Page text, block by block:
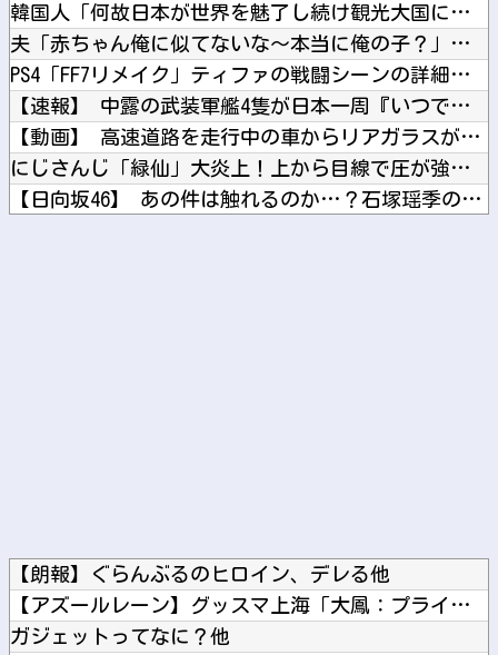
韓国人「何故日本が世界を魅了し続け観光大国になったのか？その...
夫「赤ちゃん俺に似てないな～本当に俺の子？」私「当たり前じゃ...
PS4「FF7リメイク」ティファの戦闘シーンの詳細公開！正拳...
【速報】 中露の武装軍艦4隻が日本一周『いつでも国家沈没させ...
【動画】 高速道路を走行中の車からリアガラスが飛んでくる事故...
にじさんじ「緑仙」大炎上！上から目線で圧が強い返信「もうすで...
【日向坂46】 あの件は触れるのか…？石塚瑶季のSR配信が決...
【朗報】ぐらんぶるのヒロイン、デレる他
【アズールレーン】グッスマ上海「大鳳：プライベート・クォータ...
ガジェットってなに？他